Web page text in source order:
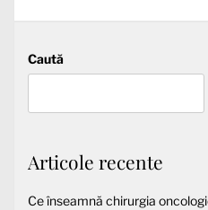
Caută
Articole recente
Ce înseamnă chirurgia